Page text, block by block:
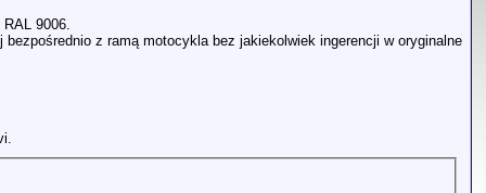
9006.
z ramą motocykla bez jakiekolwiek ingerencji w oryginalne